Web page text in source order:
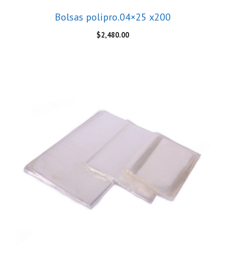
Bolsas polipro.04×25 x200
$2,480.00